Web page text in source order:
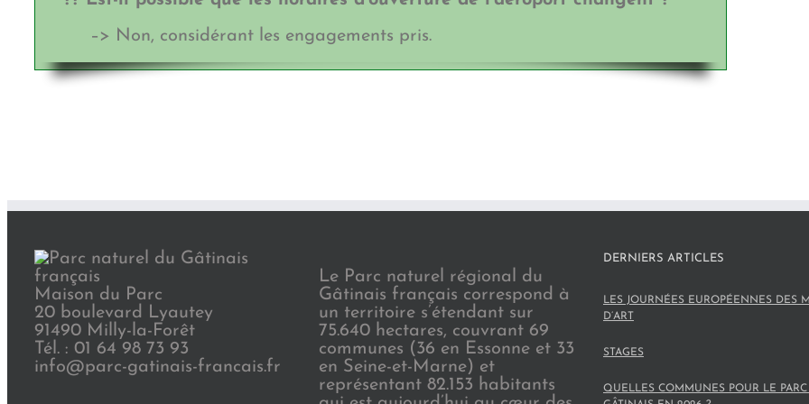
–> Non, considérant les engagements pris.
Maison du Parc
20 boulevard Lyautey
91490 Milly-la-Forêt
Tél. : 01 64 98 73 93
info@parc-gatinais-francais.fr
Le Parc naturel régional du
Gâtinais français correspond à
un territoire s’étendant sur
75.640 hectares, couvrant 69
communes (36 en Essonne et 33
en Seine-et-Marne) et
représentant 82.153 habitants
DERNIERS ARTICLES
LES JOURNÉES EUROPÉENNES DES
D’ART
STAGES
QUELLES COMMUNES POUR LE PARC